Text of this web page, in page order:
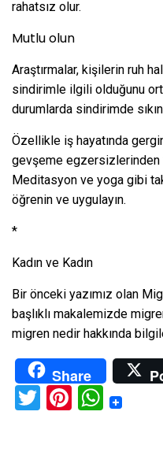
rahatsız olur.
Mutlu olun
Araştırmalar, kişilerin ruh
sindirimle ilgili olduğunu
durumlarda sindirimde
Özellikle iş hayatında
gevşeme egzersizlerinden
Meditasyon ve yoga gibi
öğrenin ve uygulayın.
*
Kadın ve Kadın
Bir önceki yazımız olan
başlıklı makalemizde
migren nedir hakkında
Share
Twitter
Pinterest